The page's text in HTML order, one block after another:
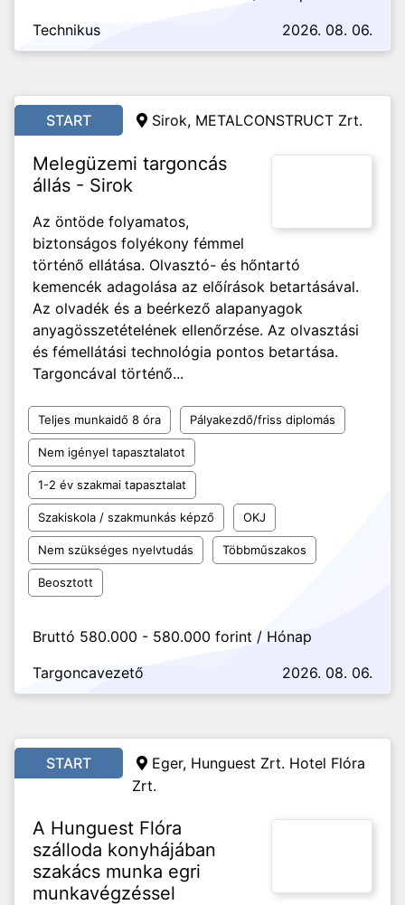
Technikus
2026. 08. 06.
START Sirok, METALCONSTRUCT Zrt.
Melegüzemi targoncás
állás - Sirok
Az öntöde folyamatos,
biztonságos folyékony fémmel
történő ellátása. Olvasztó- és hőntartó
kemencék adagolása az előírások betartásával.
Az olvadék és a beérkező alapanyagok
anyagösszetételének ellenőrzése. Az olvasztási
és fémellátási technológia pontos betartása.
Targoncával történő...
Teljes munkaidő 8 óra Pályakezdő/friss diplomás
Nem igényel tapasztalatot
1-2 év szakmai tapasztalat
Szakiskola / szakmunkás képző OKJ
Nem szükséges nyelvtudás Többműszakos
Beosztott
Bruttó 580.000 - 580.000 forint / Hónap
Targoncavezető
2026. 08. 06.
START
Eger, Hunguest Zrt. Hotel Flóra
Zrt.
A Hunguest Flóra
szálloda konyhájában
szakács munka egri
munkavégzéssel